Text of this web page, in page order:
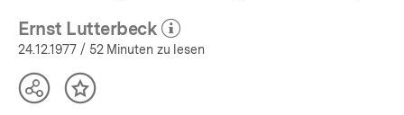
Ernst Lutterbeck
(Mehr zum Autor)
öffnen
24.12.1977 / 52 Minuten zu lesen
TeilenInhalt